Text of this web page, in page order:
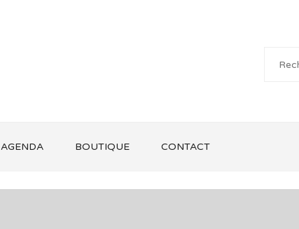
AGENDA BOUTIQUE CONTACT